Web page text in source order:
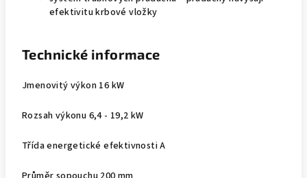
efektivitu krbové vložky
Technické informace
Jmenovitý výkon 16 kW
Rozsah výkonu 6,4 - 19,2 kW
Třída energetické efektivnosti A